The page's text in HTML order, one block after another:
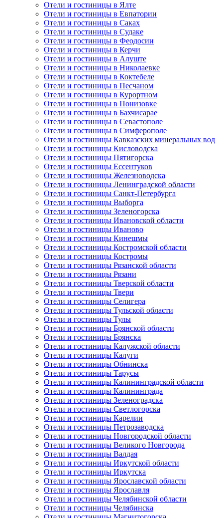
Отели и гостиницы в Ялте
Отели и гостиницы в Евпатории
Отели и гостиницы в Саках
Отели и гостиницы в Судаке
Отели и гостиницы в Феодосии
Отели и гостиницы в Керчи
Отели и гостиницы в Алуште
Отели и гостиницы в Николаевке
Отели и гостиницы в Коктебеле
Отели и гостиницы в Песчаном
Отели и гостиницы в Курортном
Отели и гостиницы в Понизовке
Отели и гостиницы в Бахчисарае
Отели и гостиницы в Севастополе
Отели и гостиницы в Симферополе
Отели и гостиницы Кавказских минеральных вод
Отели и гостиницы Кисловодска
Отели и гостиницы Пятигорска
Отели и гостиницы Ессентуков
Отели и гостиницы Железноводска
Отели и гостиницы Ленинградской области
Отели и гостиницы Санкт-Петербурга
Отели и гостиницы Выборга
Отели и гостиницы Зеленогорска
Отели и гостиницы Ивановской области
Отели и гостиницы Иваново
Отели и гостиницы Кинешмы
Отели и гостиницы Костромской области
Отели и гостиницы Костромы
Отели и гостиницы Рязанской области
Отели и гостиницы Рязани
Отели и гостиницы Тверской области
Отели и гостиницы Твери
Отели и гостиницы Селигера
Отели и гостиницы Тульской области
Отели и гостиницы Тулы
Отели и гостиницы Брянской области
Отели и гостиницы Брянска
Отели и гостиницы Калужской области
Отели и гостиницы Калуги
Отели и гостиницы Обнинска
Отели и гостиницы Тарусы
Отели и гостиницы Калининградской области
Отели и гостиницы Калининграда
Отели и гостиницы Зеленоградска
Отели и гостиницы Светлогорска
Отели и гостиницы Карелии
Отели и гостиницы Петрозаводска
Отели и гостиницы Новгородской области
Отели и гостиницы Великого Новгорода
Отели и гостиницы Валдая
Отели и гостиницы Иркутской области
Отели и гостиницы Иркутска
Отели и гостиницы Ярославской области
Отели и гостиницы Ярославля
Отели и гостиницы Челябинской области
Отели и гостиницы Челябинска